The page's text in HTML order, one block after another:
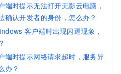
端时提示无法打开无影云电脑，
确认开发者的身份，怎么办？
客户端时出现闪退现象，
端时提示网络请求超时，服务异
办？